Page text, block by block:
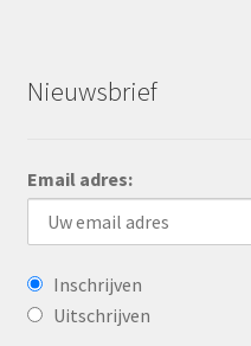
Nieuwsbrief
Email adres:
Inschrijven
Uitschrijven